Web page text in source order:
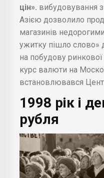
цін». вибудовування
Азією дозволило
магазинів
ужитку пішло слово»
на побудову
курс валюти на
встановлювався
1998 рік і
рубля